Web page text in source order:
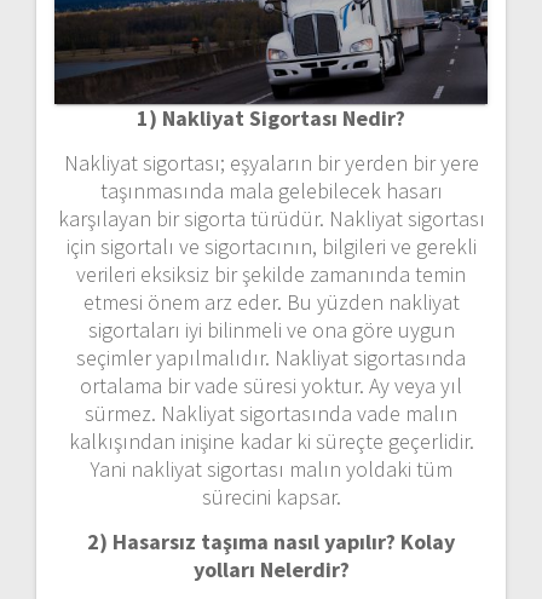
1) Nakliyat Sigortası Nedir?
Nakliyat sigortası; eşyaların bir yerden bir yere
taşınmasında mala gelebilecek hasarı
karşılayan bir sigorta türüdür. Nakliyat sigortası
için sigortalı ve sigortacının, bilgileri ve gerekli
verileri eksiksiz bir şekilde zamanında temin
etmesi önem arz eder. Bu yüzden nakliyat
sigortaları iyi bilinmeli ve ona göre uygun
seçimler yapılmalıdır. Nakliyat sigortasında
ortalama bir vade süresi yoktur. Ay veya yıl
sürmez. Nakliyat sigortasında vade malın
kalkışından inişine kadar ki süreçte geçerlidir.
Yani nakliyat sigortası malın yoldaki tüm
sürecini kapsar.
2) Hasarsız taşıma nasıl yapılır? Kolay
yolları Nelerdir?